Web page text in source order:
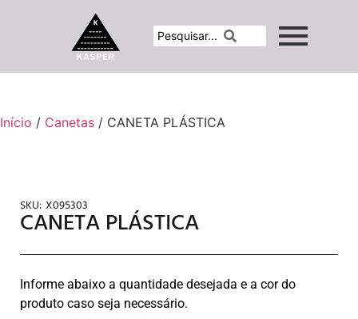
Início / Canetas / CANETA PLÁSTICA
SKU: X095303
CANETA PLÁSTICA
Informe abaixo a quantidade desejada e a cor do
produto caso seja necessário.